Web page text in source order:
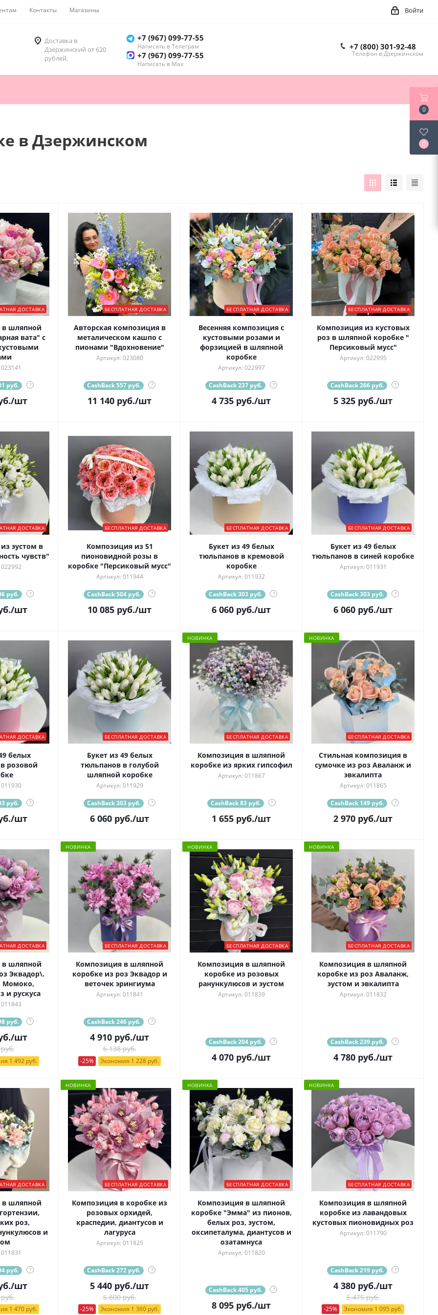
Контакты Магазины Войти
Доставка в
Дзержинский от 620
рублей.
+7 (967) 099-77-55
Написать в Телеграм
+7 (967) 099-77-55
Написать в Мах
+7 (800) 301-92-48
Телефон в Дзержинском
в Дзержинском
ДОСТАВКА
в шляпной
вата" с
руб. ?
/шт
БЕСПЛАТНАЯ ДОСТАВКА
Авторская композиция в
металическом кашпо с
пионами "Вдохновение"
Артикул: 023080
CashBack 557 руб. ?
11 140 руб./шт
БЕСПЛАТНАЯ ДОСТАВКА
Весенняя композиция с
кустовыми розами и
форзицией в шляпной
коробке
Артикул: 022997
CashBack 237 руб. ?
4 735 руб./шт
БЕСПЛАТНАЯ ДОСТАВКА
Композиция из кустовых
роз в шляпной коробке "
Персиковый мусс"
Артикул: 022995
CashBack 266 руб. ?
5 325 руб./шт
ДОСТАВКА
чувств"
руб. ?
/шт
БЕСПЛАТНАЯ ДОСТАВКА
Композиция из 51
пионовидной розы в
коробке "Персиковый мусс"
Артикул: 011944
CashBack 504 руб. ?
10 085 руб./шт
БЕСПЛАТНАЯ ДОСТАВКА
Букет из 49 белых
тюльпанов в кремовой
коробке
Артикул: 011932
CashBack 303 руб. ?
6 060 руб./шт
БЕСПЛАТНАЯ ДОСТАВКА
Букет из 49 белых
тюльпанов в синей коробке
Артикул: 011931
CashBack 303 руб. ?
6 060 руб./шт
ДОСТАВКА
белых
розовой
руб. ?
/шт
БЕСПЛАТНАЯ ДОСТАВКА
Букет из 49 белых
тюльпанов в голубой
шляпной коробке
Артикул: 011929
CashBack 303 руб. ?
6 060 руб./шт
НОВИНКА
БЕСПЛАТНАЯ ДОСТАВКА
Композиция в шляпной
коробке из ярких гипсофил
Артикул: 011867
CashBack 83 руб. ?
1 655 руб./шт
НОВИНКА
БЕСПЛАТНАЯ ДОСТАВКА
Стильная композиция в
сумочке из роз Аваланж и
эвкалипта
Артикул: 011865
CashBack 149 руб. ?
2 970 руб./шт
ДОСТАВКА
в шляпной
Эквадор\.
Момоко,
и рускуса
руб. ?
/шт
1 492 руб.
НОВИНКА
БЕСПЛАТНАЯ ДОСТАВКА
Композиция в шляпной
коробке из роз Эквадор и
веточек эрингиума
Артикул: 011841
CashBack 246 руб. ?
4 910 руб./шт
6 138 руб.
-25% Экономия 1 228 руб.
НОВИНКА
БЕСПЛАТНАЯ ДОСТАВКА
Композиция в шляпной
коробке из розовых
ранункулюсов и эустом
Артикул: 011839
CashBack 204 руб. ?
4 070 руб./шт
НОВИНКА
БЕСПЛАТНАЯ ДОСТАВКА
Композиция в шляпной
коробке из роз Аваланж,
эустом и эвкалипта
Артикул: 011832
CashBack 239 руб. ?
4 780 руб./шт
ДОСТАВКА
в шляпной
роз,
и
руб. ?
/шт
1 470 руб.
НОВИНКА
БЕСПЛАТНАЯ ДОСТАВКА
Композиция в коробке из
розовых орхидей,
краспедии, диантусов и
лагуруса
Артикул: 011825
CashBack 272 руб. ?
5 440 руб./шт
6 800 руб.
-25% Экономия 1 360 руб.
НОВИНКА
БЕСПЛАТНАЯ ДОСТАВКА
Композиция в шляпной
коробке "Эмма" из пионов,
белых роз, эустом,
оксипеталума, диантусов и
озатамнуса
Артикул: 011820
CashBack 405 руб. ?
8 095 руб./шт
НОВИНКА
БЕСПЛАТНАЯ ДОСТАВКА
Композиция в шляпной
коробке из лавандовых
кустовых пионовидных роз
Артикул: 011790
CashBack 219 руб. ?
4 380 руб./шт
5 475 руб.
-25% Экономия 1 095 руб.
0
0